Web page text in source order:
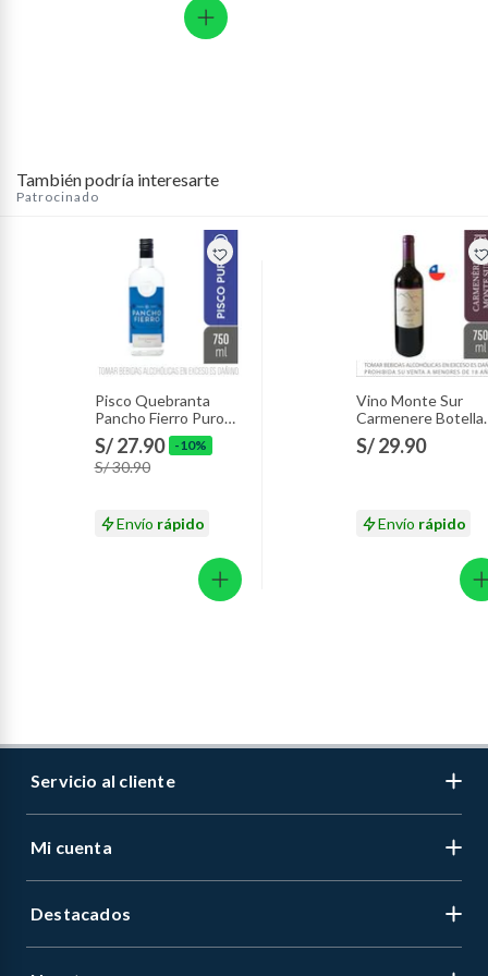
También podría interesarte
Patrocinado
Pisco Quebranta
Pancho Fierro Puro
Botella 750 mL
S/ 27.90 -10%
S/ 30.90
Envío rápido
Vino Monte Sur
Carmenere Botella
750 mL
S/ 29.90
Envío rápido
Servicio al cliente
Libro de reclamaciones
Mi cuenta
Regístrate
Destacados